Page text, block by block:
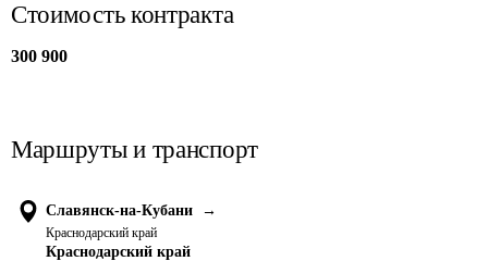
Стоимость контракта
300 900
Маршруты и транспорт
Славянск-на-Кубани →
Краснодарский край
Краснодарский край